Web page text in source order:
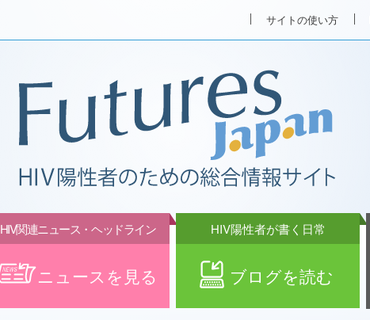
サイトの使い方
ニュースを見る
HIV関連ニュース・ヘッドライン
ブログを読む
HIV陽性者が書く日常